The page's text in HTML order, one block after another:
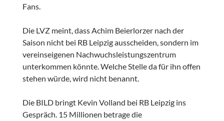
Fans.
Die LVZ meint, dass Achim Beierlorzer nach der
Saison nicht bei RB Leipzig ausscheiden, sondern im
vereinseigenen Nachwuchsleistungszentrum
unterkommen könnte. Welche Stelle da für ihn offen
stehen würde, wird nicht benannt.
Die BILD bringt Kevin Volland bei RB Leipzig ins
Gespräch. 15 Millionen betrage die